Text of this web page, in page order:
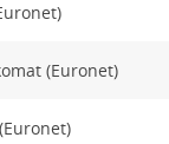
(Euronet)